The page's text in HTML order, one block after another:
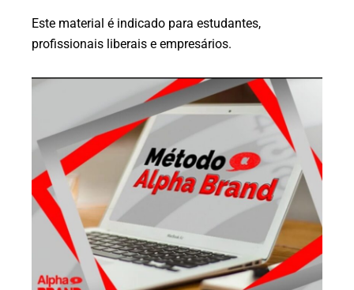
Este material é indicado para estudantes,
profissionais liberais e empresários.